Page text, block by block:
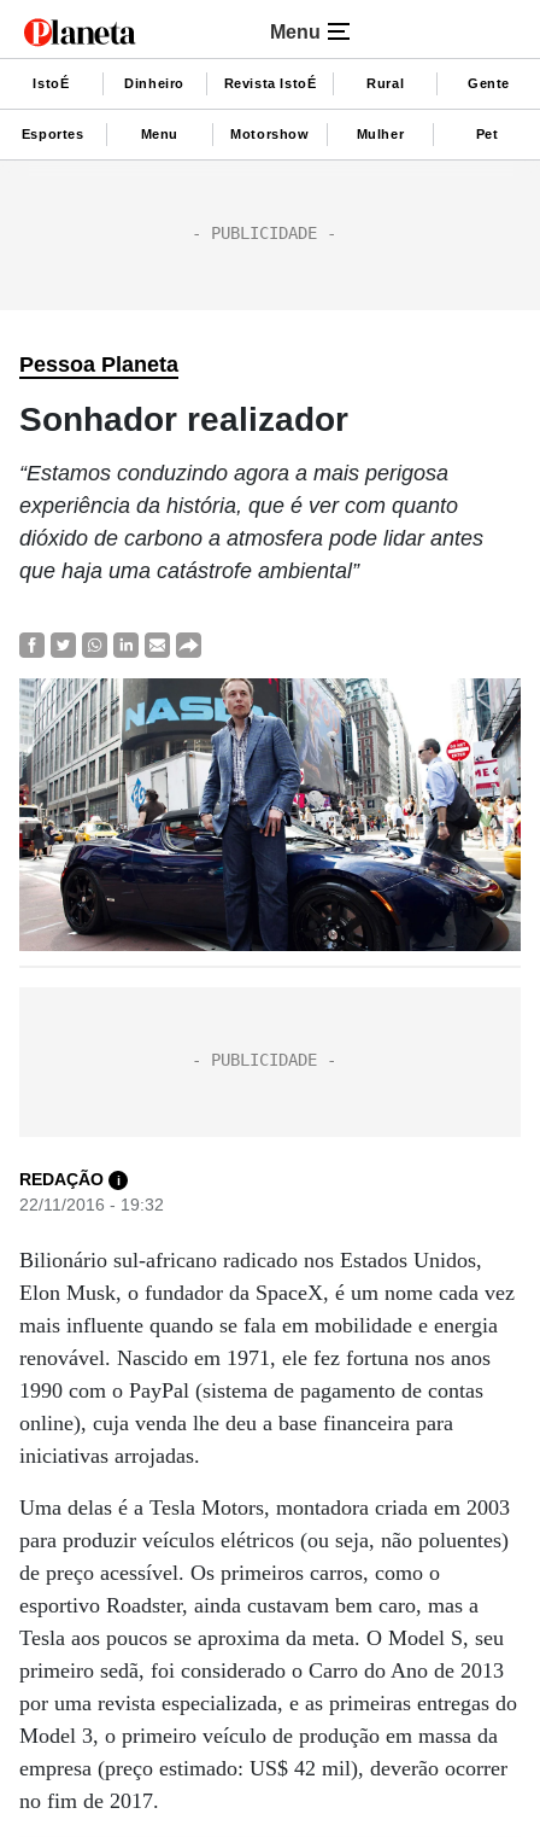
Menu
IstoÉ Dinheiro Revista IstoÉ Rural Gente
Esportes Menu Motorshow Mulher Pet
Pessoa Planeta
Sonhador realizador
“Estamos conduzindo agora a mais perigosa
experiência da história, que é ver com quanto
dióxido de carbono a atmosfera pode lidar antes
que haja uma catástrofe ambiental”
REDAÇÃO i
22/11/2016 - 19:32
Bilionário sul-africano radicado nos Estados Unidos,
Elon Musk, o fundador da SpaceX, é um nome cada vez
mais influente quando se fala em mobilidade e energia
renovável. Nascido em 1971, ele fez fortuna nos anos
1990 com o PayPal (sistema de pagamento de contas
online), cuja venda lhe deu a base financeira para
iniciativas arrojadas.
Uma delas é a Tesla Motors, montadora criada em 2003
para produzir veículos elétricos (ou seja, não poluentes)
de preço acessível. Os primeiros carros, como o
esportivo Roadster, ainda custavam bem caro, mas a
Tesla aos poucos se aproxima da meta. O Model S, seu
primeiro sedã, foi considerado o Carro do Ano de 2013
por uma revista especializada, e as primeiras entregas do
Model 3, o primeiro veículo de produção em massa da
empresa (preço estimado: US$ 42 mil), deverão ocorrer
no fim de 2017.